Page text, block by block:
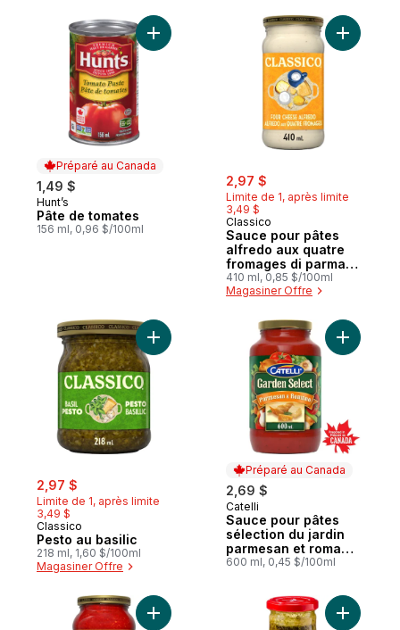
Préparé au Canada
1,49 $
Préparé au Canada
Hunt’s
Pâte de tomates
156 ml, 0,96 $/100ml
Ajouter Pâte de tomates au panier
sale:
2,97 $
Limite de 1, après limite
3,49 $
Classico
Sauce pour pâtes
alfredo aux quatre
fromages di parma,
pot
410 ml, 0,85 $/100ml
Magasiner Offre
Ajouter
sale:
2,97 $
Limite de 1, après limite
3,49 $
Classico
Pesto au basilic
218 ml, 1,60 $/100ml
Magasiner Offre
Ajouter Pesto au basilic au panier
Préparé au Canada
2,69 $
Préparé au Canada
Catelli
Sauce pour pâtes
sélection du jardin
parmesan et romano,
pot
600 ml, 0,45 $/100ml
Ajouter
Ajouter Sauce pour pâtes saucisseAjouter